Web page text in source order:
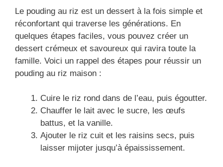
Le pouding au riz est un dessert à la fois simple et
réconfortant qui traverse les générations. En
quelques étapes faciles, vous pouvez créer un
dessert crémeux et savoureux qui ravira toute la
famille. Voici un rappel des étapes pour réussir un
pouding au riz maison :
Cuire le riz rond dans de l’eau, puis égoutter.
Chauffer le lait avec le sucre, les œufs
battus, et la vanille.
Ajouter le riz cuit et les raisins secs, puis
laisser mijoter jusqu’à épaississement.